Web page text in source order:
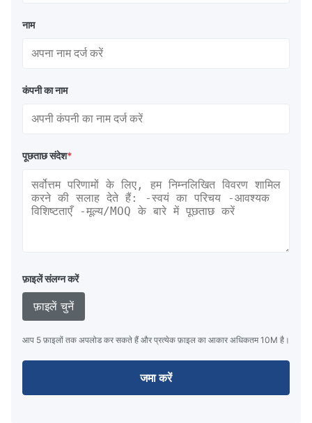
नाम
कंपनी का नाम
पूछताछ संदेश*
फ़ाइलें संलग्न करें
फ़ाइलें चुनें
आप 5 फ़ाइलों तक अपलोड कर सकते हैं और प्रत्येक फ़ाइल का आकार अधिकतम 10M है।
जमा करें